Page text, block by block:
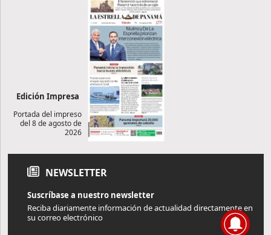
Edición Impresa
Portada del impreso
del 8 de agosto de
2026
NEWSLETTER
Suscríbase a nuestro newsletter
Reciba diariamente información de actualidad directamente en
su correo electrónico